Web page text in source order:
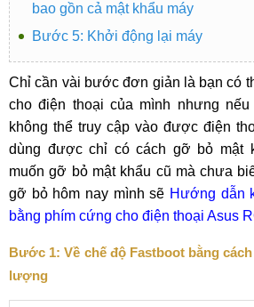
bao gồn cả mật khẩu máy
Bước 5: Khởi động lại máy
Chỉ cần vài bước đơn giản là bạn có
cho điện thoại của mình nhưng
không thể truy cập vào được điện
dùng được chỉ có cách gỡ bỏ mật
muốn gỡ bỏ mật khẩu cũ mà chưa
gỡ bỏ hôm nay mình sẽ Hướng dẫn
bằng phím cứng cho điện thoại Asus
Bước 1: Về chế độ Fastboot bằng
lượng